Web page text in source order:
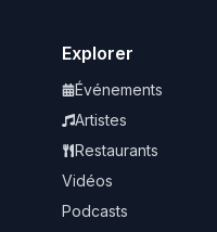
Explorer
Événements
Artistes
Restaurants
Vidéos
Podcasts